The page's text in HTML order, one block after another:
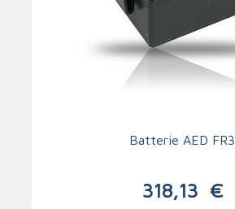
Batterie AED FR3
318,13 €